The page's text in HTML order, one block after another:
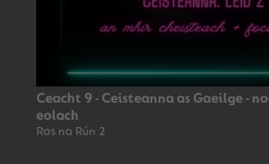
Ceacht 9 - Ceisteanna as Gaeilge -
eolach
Ros na Rún 2